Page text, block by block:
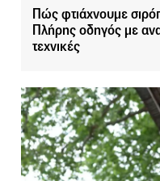
Πώς φτιάχνουμε
Πλήρης οδηγός με
τεχνικές